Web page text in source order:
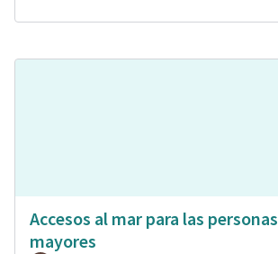
Accesos al mar para las personas
mayores